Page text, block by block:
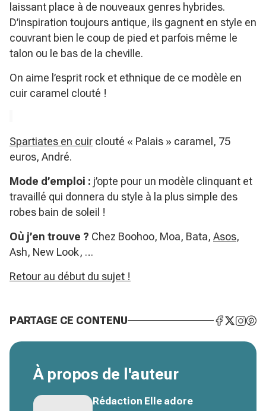
laissant place à de nouveaux genres hybrides.
D’inspiration toujours antique, ils gagnent en style en
couvrant bien le coup de pied et parfois même le
talon ou le bas de la cheville.
On aime l’esprit rock et ethnique de ce modèle en
cuir caramel clouté !
Spartiates en cuir clouté « Palais » caramel, 75
euros, André.
Mode d’emploi : j’opte pour un modèle clinquant et
travaillé qui donnera du style à la plus simple des
robes bain de soleil !
Où j’en trouve ? Chez Boohoo, Moa, Bata, Asos,
Ash, New Look, …
Retour au début du sujet !
PARTAGE CE CONTENU
À propos de l'auteur
Rédaction Elle adore